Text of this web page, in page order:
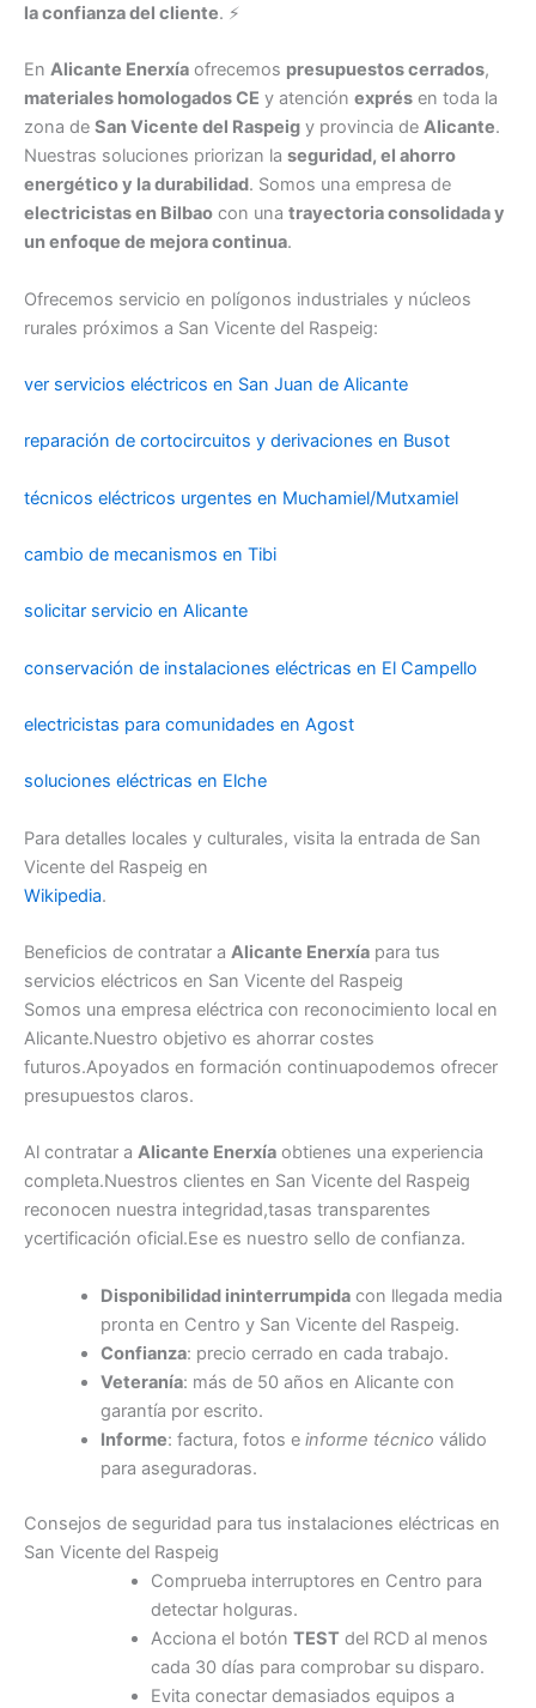
la confianza del cliente. ⚡
En Alicante Enerxía ofrecemos presupuestos cerrados,
materiales homologados CE y atención exprés en toda la
zona de San Vicente del Raspeig y provincia de Alicante.
Nuestras soluciones priorizan la seguridad, el ahorro
energético y la durabilidad. Somos una empresa de
electricistas en Bilbao con una trayectoria consolidada y
un enfoque de mejora continua.
Ofrecemos servicio en polígonos industriales y núcleos
rurales próximos a San Vicente del Raspeig:
ver servicios eléctricos en San Juan de Alicante
reparación de cortocircuitos y derivaciones en Busot
técnicos eléctricos urgentes en Muchamiel/Mutxamiel
cambio de mecanismos en Tibi
solicitar servicio en Alicante
conservación de instalaciones eléctricas en El Campello
electricistas para comunidades en Agost
soluciones eléctricas en Elche
Para detalles locales y culturales, visita la entrada de San
Vicente del Raspeig en
Wikipedia.
Beneficios de contratar a Alicante Enerxía para tus
servicios eléctricos en San Vicente del Raspeig
Somos una empresa eléctrica con reconocimiento local en
Alicante.Nuestro objetivo es ahorrar costes
futuros.Apoyados en formación continuapodemos ofrecer
presupuestos claros.
Al contratar a Alicante Enerxía obtienes una experiencia
completa.Nuestros clientes en San Vicente del Raspeig
reconocen nuestra integridad,tasas transparentes
ycertificación oficial.Ese es nuestro sello de confianza.
Disponibilidad ininterrumpidacon llegada media
pronta en Centro y San Vicente del Raspeig.
Confianza: precio cerrado en cada trabajo.
Veteranía: más de 50 años en Alicante con
garantía por escrito.
Informe: factura, fotos e informe técnico válido
para aseguradoras.
Consejos de seguridad para tus instalaciones eléctricas en
San Vicente del Raspeig
Comprueba interruptores en Centro para
detectar holguras.
Acciona el botón TESTdel RCD al menos
cada 30 días para comprobar su disparo.
Evita conectar demasiados equipos a